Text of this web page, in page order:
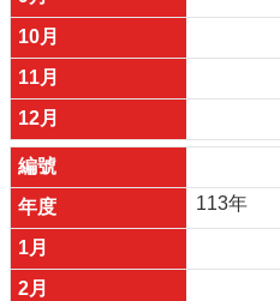
113年